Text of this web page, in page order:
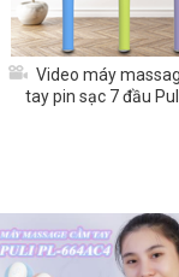
Video máy
tay pin sạc 7 đầu